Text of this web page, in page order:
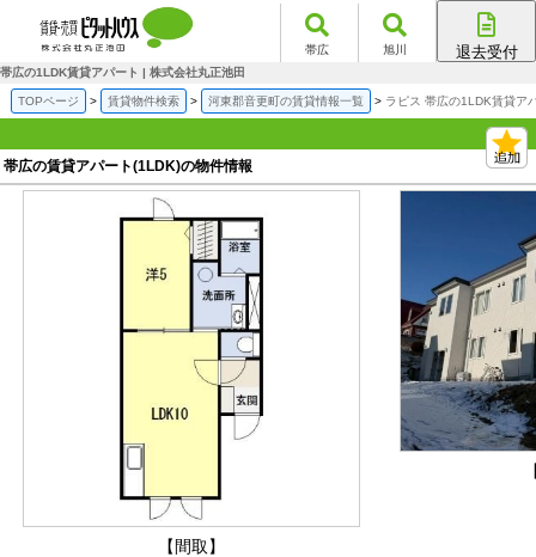
帯広 旭川 退去受付
帯広の1LDK賃貸アパート | 株式会社丸正池田
TOPページ 賃貸物件検索 河東郡音更町の賃貸情報一覧 ラピス 帯広の1LDK賃貸ア
帯広の賃貸アパート(1LDK)の物件情報
【間取】